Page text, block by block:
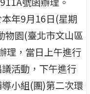
年9月16日(星期
物園(臺北市文山區
理，當日上午進行
活動，下午進行
小組(團)第二次環